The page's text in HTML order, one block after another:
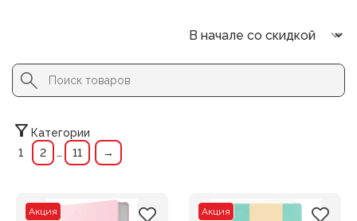
Search
for:
Button
Категории
1
2 … 11 →
Акция Акция